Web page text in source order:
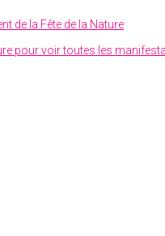
de la Fête de la Nature
pour voir toutes les